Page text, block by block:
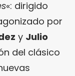
«: dirigido
por
y Julio
del clásico